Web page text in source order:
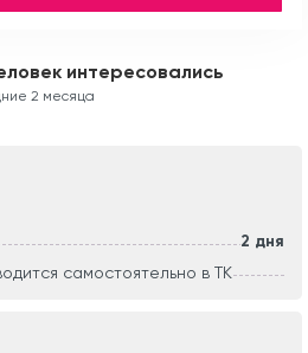
интересовались
2 месяца
2 дня
самостоятельно в ТК